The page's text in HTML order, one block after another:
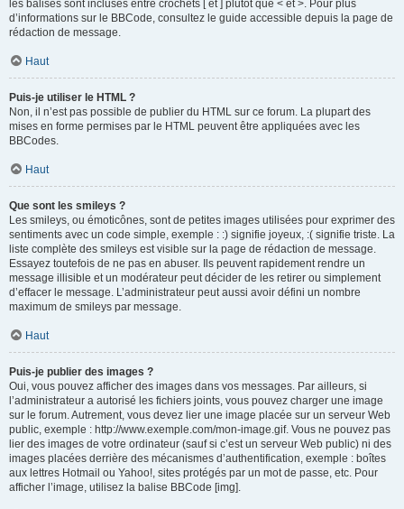
les balises sont incluses entre crochets [ et ] plutôt que < et >. Pour plus
d’informations sur le BBCode, consultez le guide accessible depuis la page de
rédaction de message.
Haut
Puis-je utiliser le HTML ?
Non, il n’est pas possible de publier du HTML sur ce forum. La plupart des
mises en forme permises par le HTML peuvent être appliquées avec les
BBCodes.
Haut
Que sont les smileys ?
Les smileys, ou émoticônes, sont de petites images utilisées pour exprimer des
sentiments avec un code simple, exemple : :) signifie joyeux, :( signifie triste. La
liste complète des smileys est visible sur la page de rédaction de message.
Essayez toutefois de ne pas en abuser. Ils peuvent rapidement rendre un
message illisible et un modérateur peut décider de les retirer ou simplement
d’effacer le message. L’administrateur peut aussi avoir défini un nombre
maximum de smileys par message.
Haut
Puis-je publier des images ?
Oui, vous pouvez afficher des images dans vos messages. Par ailleurs, si
l’administrateur a autorisé les fichiers joints, vous pouvez charger une image
sur le forum. Autrement, vous devez lier une image placée sur un serveur Web
public, exemple : http://www.exemple.com/mon-image.gif. Vous ne pouvez pas
lier des images de votre ordinateur (sauf si c’est un serveur Web public) ni des
images placées derrière des mécanismes d’authentification, exemple : boîtes
aux lettres Hotmail ou Yahoo!, sites protégés par un mot de passe, etc. Pour
afficher l’image, utilisez la balise BBCode [img].